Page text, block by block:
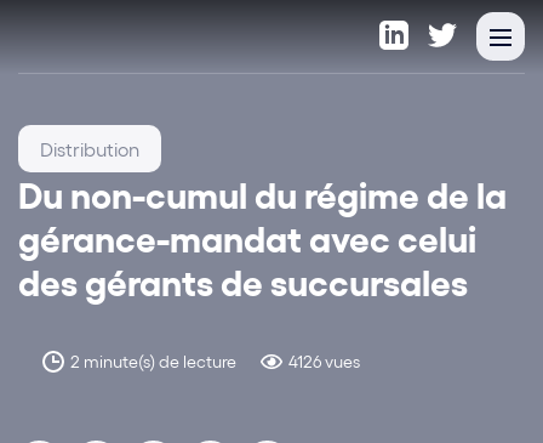
Du non-cumul du régime de la
gérance-mandat avec celui
des gérants de succursales
2 minute(s) de lecture 4126 vues
Distribution